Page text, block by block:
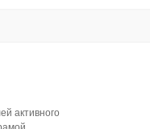
активного